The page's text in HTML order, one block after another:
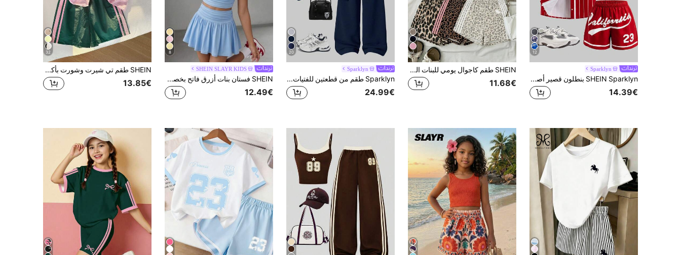
12
Sparklyn
SHEIN Sparklyn بنطلون قصير أصفر، وسترة فضفاضة مطبوع عليها حرف بنمط خطوط أسود للفتيات المراهقات، وحمالة صدر مطابقة باللون الأصفر
14.39€
7
SHEIN طقم كاجوال يومي للبنات المراهقات للصيف والعطلات، توب بلون سادة بياقة دائرية وشورت بطبعة نمر، أسود وبيج
11.68€
20
Sparklyn
Sparklyn طقم من قطعتين للفتيات المراهقات: جاكيت قصير بغطاء رأس وسحاب كاجوال وبنطال واسع الساق بخصر مطاطي، خريف
24.99€
8
SHEIN SLAYR KIDS
SHEIN فستان بنات أزرق فاتح بخصر مجعد، تصميم رقبة شبه عالية وأكمام قصيرة، طيات الخصر، تنورة واسعة، قماش متوسط المرونة وصديق للبشرة، أسلوب حلو وبارد، فستان أطفال للخروج اليومي الصيفي وملابس المدرسة، تصميم فريد وملابس منعشة للفتيات المراهقات
12.49€
32
SHEIN طقم تي شيرت وشورت بأكمام قصيرة بألوان أخضر ووردي متباينة للفتيات المراهقات، ملابس صيفية رياضية كاجوال للمدرسة والعودة إلى المدرسة، فضفاضة وخفيفة الوزن
13.85€